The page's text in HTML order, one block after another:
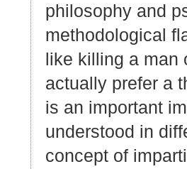
philosophy and
methodological
like killing a man
actually prefer a
is an important
understood in
concept of